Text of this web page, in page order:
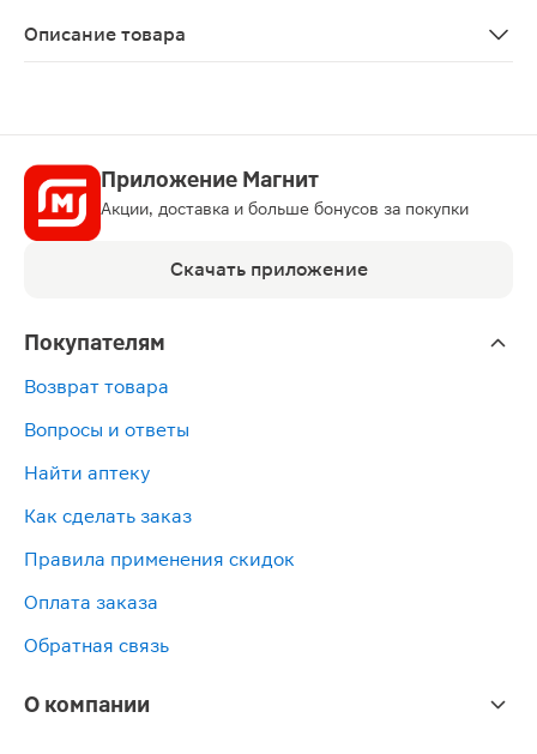
Описание товара
Приложение Магнит
Акции, доставка и больше бонусов за покупки
Скачать приложение
Покупателям
Возврат товара
Вопросы и ответы
Найти аптеку
Как сделать заказ
Правила применения скидок
Оплата заказа
Обратная связь
О компании